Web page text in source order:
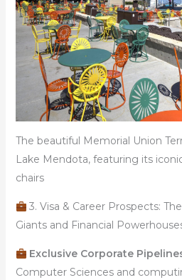
The beautiful Memorial Union
Lake Mendota, featuring its
chairs
3. Visa & Career Prospects:
Giants and Financial
Exclusive Corporate
Computer Sciences and